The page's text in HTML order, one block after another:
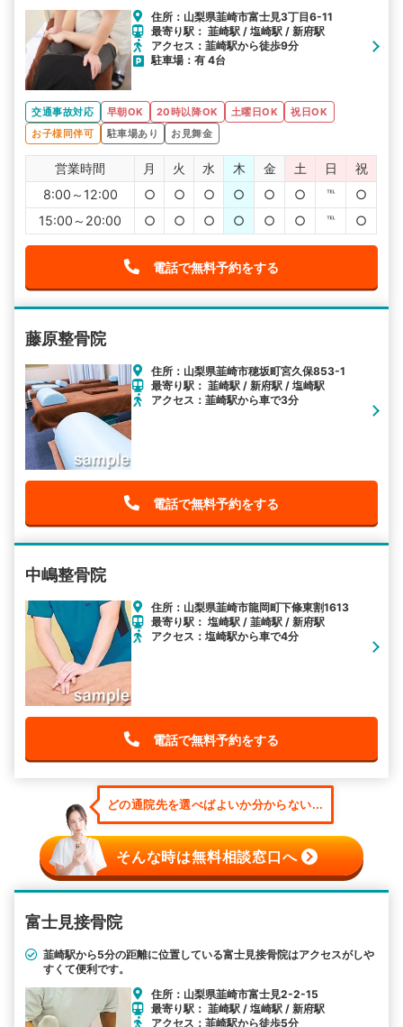
住所：山梨県韮崎市富士見3丁目6-11
最寄り駅： 韮崎駅 / 塩崎駅 / 新府駅
アクセス：韮崎駅から徒歩9分
駐車場：有 4台
交通事故対応 早朝OK 20時以降OK 土曜日OK
祝日OK
お子様同伴可
駐車場あり お見舞金
営業時間 月 火 水 木 金 土 日
祝
8:00～12:00
○ ○ ○ ○ ○ ○ ℡
○
15:00～20:00
○ ○ ○ ○ ○ ○ ℡ ○
電話で無料予約をする
藤原整骨院
住所：山梨県韮崎市穂坂町宮久保853-1
最寄り駅： 韮崎駅 / 新府駅 / 塩崎駅
アクセス：韮崎駅から車で3分
電話で無料予約をする
中嶋整骨院
住所：山梨県韮崎市龍岡町下條東割1613
最寄り駅： 塩崎駅 / 韮崎駅 / 新府駅
アクセス：塩崎駅から車で4分
電話で無料予約をする
どの通院先を選べばよいか分からない...
そんな時は無料相談窓口へ
富士見接骨院
韮崎駅から5分の距離に位置している富士見接骨院はアクセスがしや
すくて便利です。
住所：山梨県韮崎市富士見2-2-15
最寄り駅： 韮崎駅 / 塩崎駅 / 新府駅
アクセス：韮崎駅から徒歩5分